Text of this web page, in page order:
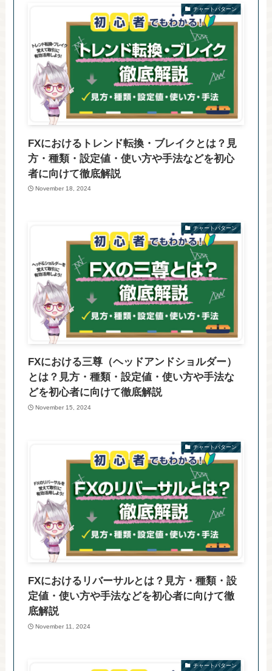
チャートパターン
FXにおけるトレンド転換・ブレイクとは？見
方・種類・設定値・使い方や手法などを初心
者に向けて徹底解説
November 18, 2024
チャートパターン
FXにおける三尊（ヘッドアンドショルダー）
とは？見方・種類・設定値・使い方や手法な
どを初心者に向けて徹底解説
November 15, 2024
チャートパターン
FXにおけるリバーサルとは？見方・種類・設
定値・使い方や手法などを初心者に向けて徹
底解説
November 11, 2024
チャートパターン